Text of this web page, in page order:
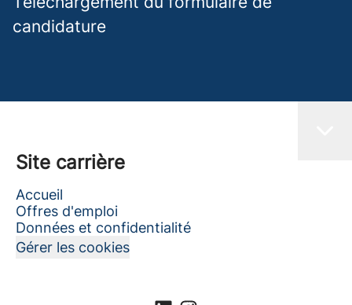
candidature
Site carrière
Accueil
Offres d'emploi
Données et confidentialité
Gérer les cookies